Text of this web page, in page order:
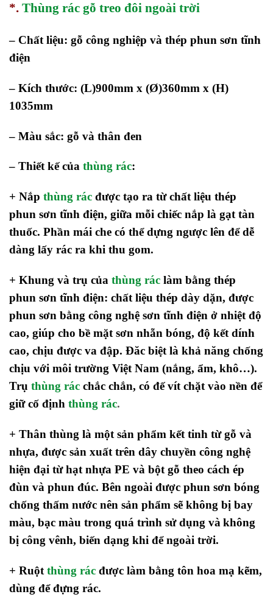
*. Thùng rác gỗ treo đôi ngoài trời
– Chất liệu: gỗ công nghiệp và thép phun sơn tĩnh
điện
– Kích thước: (L)900mm x (Ø)360mm x (H)
1035mm
– Màu sắc: gỗ và thân đen
– Thiết kế của thùng rác:
+ Nắp thùng rác được tạo ra từ chất liệu thép
phun sơn tĩnh điện, giữa mỗi chiếc nắp là gạt tàn
thuốc. Phần mái che có thể dựng ngược lên để dễ
dàng lấy rác ra khi thu gom.
+ Khung và trụ của thùng rác làm bằng thép
phun sơn tĩnh điện: chất liệu thép dày dặn, được
phun sơn bằng công nghệ sơn tĩnh điện ở nhiệt độ
cao, giúp cho bề mặt sơn nhẵn bóng, độ kết dính
cao, chịu được va đập. Đăc biệt là khả năng chống
chịu với môi trường Việt Nam (nắng, ẩm, khô…).
Trụ thùng rác chắc chắn, có đế vít chặt vào nền để
giữ cố định thùng rác.
+ Thân thùng là một sản phẩm kết tinh từ gỗ và
nhựa, được sản xuất trên dây chuyền công nghệ
hiện đại từ hạt nhựa PE và bột gỗ theo cách ép
đùn và phun đúc. Bên ngoài được phun sơn bóng
chống thấm nước nên sản phẩm sẽ không bị bay
màu, bạc màu trong quá trình sử dụng và không
bị công vênh, biến dạng khi để ngoài trời.
+ Ruột thùng rác được làm bằng tôn hoa mạ kẽm,
dùng để đựng rác.